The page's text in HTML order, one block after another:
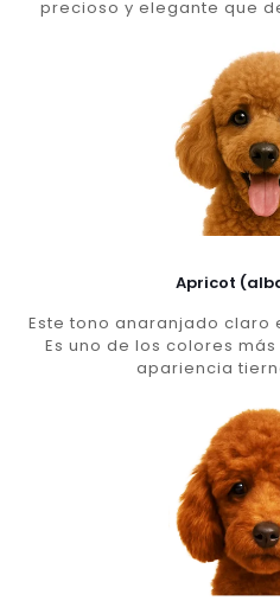
precioso y elegante que
Apricot
Este tono anaranjado claro
Es uno de los colores
apariencia